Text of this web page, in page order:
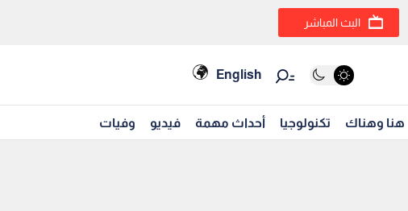
البث المباشر
English
هنا وهناك تكنولوجيا أحداث مهمة فيديو وفيات